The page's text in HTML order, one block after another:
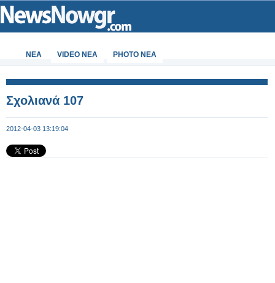
ΝΕΑ VIDEO NEA PHOTO NEA
Σχολιανά 107
2012-04-03 13:19:04